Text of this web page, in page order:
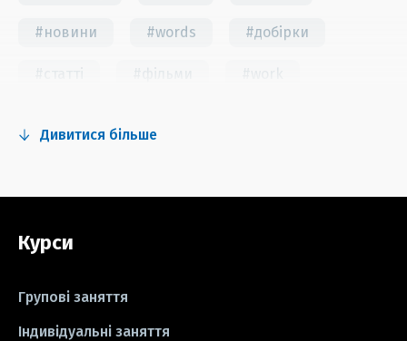
#новини #words #добірки
#grammar #writing #вправи
#пісні
#школа #ігри
Дивитися більше
Курси
Групові заняття
Індивідуальні заняття